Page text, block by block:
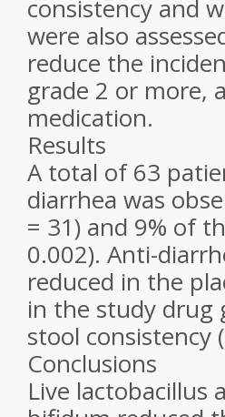
consistency and
were also
reduce the
grade 2 or more,
medication.
Results
A total of 63
diarrhea was
= 31) and 9% of
0.002). Anti-
reduced in the
in the study drug
stool consistency
Conclusions
Live lactobacillus